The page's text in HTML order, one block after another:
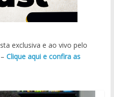
exclusiva e ao vivo pelo
Clique aqui e confira as